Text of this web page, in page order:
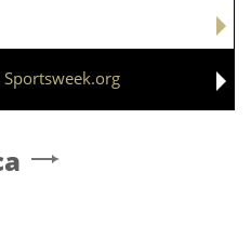
Sportsweek.org